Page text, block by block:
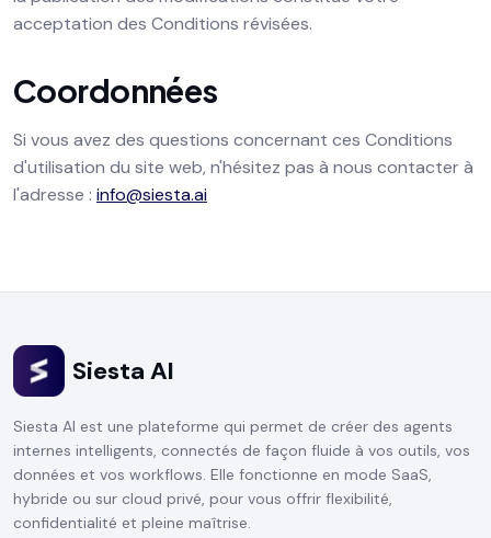
acceptation des Conditions révisées.
Coordonnées
Si vous avez des questions concernant ces Conditions
d'utilisation du site web, n'hésitez pas à nous contacter à
l'adresse : info@siesta.ai
Siesta AI
Siesta AI est une plateforme qui permet de créer des agents
internes intelligents, connectés de façon fluide à vos outils, vos
données et vos workflows. Elle fonctionne en mode SaaS,
hybride ou sur cloud privé, pour vous offrir flexibilité,
confidentialité et pleine maîtrise.